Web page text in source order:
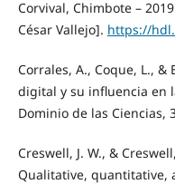
Corvival, Chimbote –
César Vallejo]. https://
Corrales, A., Coque, L., &
digital y su influencia en
Dominio de las Ciencias,
Creswell, J. W., &
Qualitative, quantitative,